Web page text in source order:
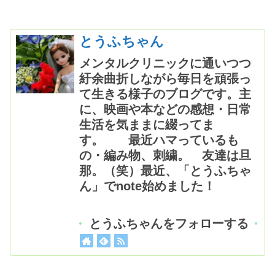
とうふちゃん
メンタルクリニックに通いつつ
紆余曲折しながら毎日を頑張っ
て生きる様子のブログです。主
に、映画や本などの感想・日常
生活を気ままに綴ってま
す。 最近ハマっているも
の・編み物、刺繍。 友達は旦
那。（笑）最近、「とうふちゃ
ん」でnote始めました！
とうふちゃんをフォローする